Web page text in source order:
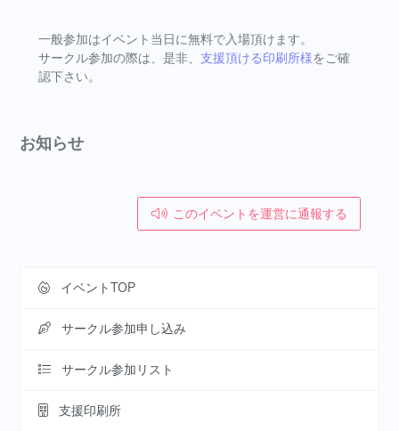
一般参加はイベント当日に無料で入場頂けます。
サークル参加の際は、是非、 支援頂ける印刷所様をご確
認下さい。
お知らせ
このイベントを運営に通報する
イベントTOP
サークル参加申し込み
サークル参加リスト
支援印刷所